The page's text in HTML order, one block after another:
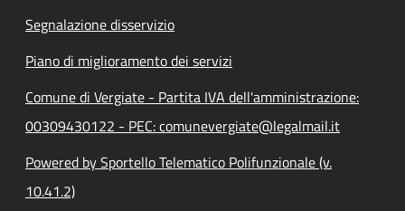
Segnalazione disservizio
Piano di miglioramento dei servizi
Comune di Vergiate - Partita IVA dell'amministrazione:
00309430122 - PEC: comunevergiate@legalmail.it
Powered by Sportello Telematico Polifunzionale (v.
10.41.2)